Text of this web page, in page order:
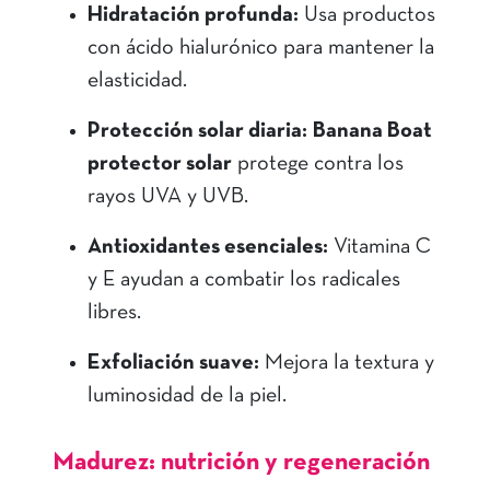
Hidratación profunda: Usa productos
con ácido hialurónico para mantener la
elasticidad.
Protección solar diaria: Banana Boat
protector solar protege contra los
rayos UVA y UVB.
Antioxidantes esenciales: Vitamina C
y E ayudan a combatir los radicales
libres.
Exfoliación suave: Mejora la textura y
luminosidad de la piel.
Madurez: nutrición y regeneración